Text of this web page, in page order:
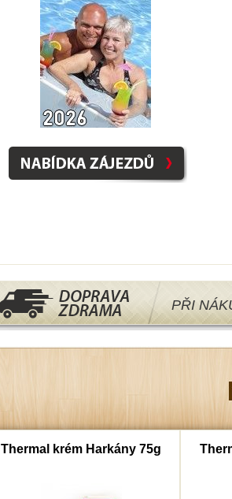
PŘI
Thermal krém Harkány 75g